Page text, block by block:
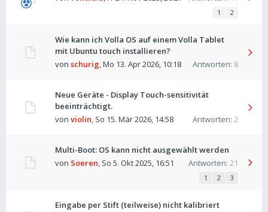
1 2
Wie kann ich Volla OS auf einem Volla Tablet
mit Ubuntu touch installieren?
Antworten: 8
von schurig,Mo 13. Apr 2026, 10:18
Neue Geräte - Display Touch-sensitivität
beeinträchtigt.
Antworten: 2
von violin, So 15. Mär 2026, 14:58
Multi-Boot: OS kann nicht ausgewählt werden
Antworten: 21
von Soeren, So 5. Okt 2025, 16:51
1 2 3
Eingabe per Stift (teilweise) nicht kalibriert